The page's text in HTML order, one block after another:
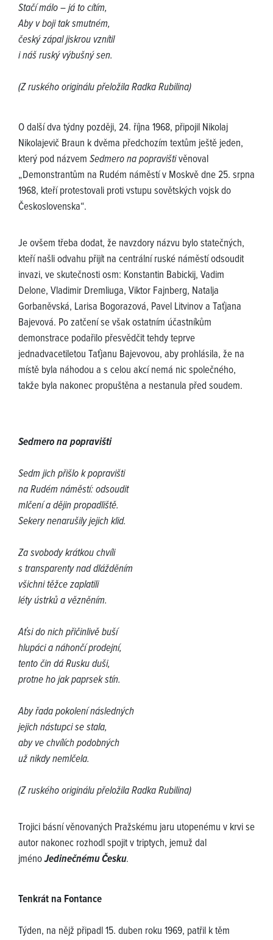
Stačí málo – já to cítím,
Aby v boji tak smutném,
český zápal jiskrou vznítil
i náš ruský výbušný sen.
(Z ruského originálu přeložila Radka Rubilina)
O další dva týdny později, 24. října 1968, připojil Nikolaj
Nikolajevič Braun k dvěma předchozím textům ještě jeden,
který pod názvem Sedmero na popravištivěnoval
„Demonstrantům na Rudém náměstí v Moskvě dne 25. srpna
1968, kteří protestovali proti vstupu sovětských vojsk do
Československa“.
Je ovšem třeba dodat, že navzdory názvu bylo statečných,
kteří našli odvahu přijít na centrální ruské náměstí odsoudit
invazi, ve skutečnosti osm: Konstantin Babickij, Vadim
Delone, Vladimir Dremliuga, Viktor Fajnberg, Natalja
Gorbaněvská, Larisa Bogorazová, Pavel Litvinov a Taťjana
Bajevová. Po zatčení se však ostatním účastníkům
demonstrace podařilo přesvědčit tehdy teprve
jednadvacetiletou Taťjanu Bajevovou, aby prohlásila, že na
místě byla náhodou a s celou akcí nemá nic společného,
takže byla nakonec propuštěna a nestanula před soudem.
Sedmero na popravišti
Sedm jich přišlo k popravišti
na Rudém náměstí: odsoudit
mlčení a dějin propadliště.
Sekery nenarušily jejich klid.
Za svobody krátkou chvíli
s transparenty nad dlážděním
všichni těžce zaplatili
léty ústrků a vězněním.
Aťsi do nich přičinlivě buší
hlupáci a náhončí prodejní,
tento čin dá Rusku duši,
protne ho jak paprsek stín.
Aby řada pokolení následných
jejich nástupci se stala,
aby ve chvílích podobných
už nikdy nemlčela.
(Z ruského originálu přeložila Radka Rubilina)
Trojici básní věnovaných Pražskému jaru utopenému v krvi se
autor nakonec rozhodl spojit v triptych, jemuž dal
jménoJedinečnému Česku.
Tenkrát na Fontance
Týden, na nějž připadl 15. duben roku 1969, patřil k těm